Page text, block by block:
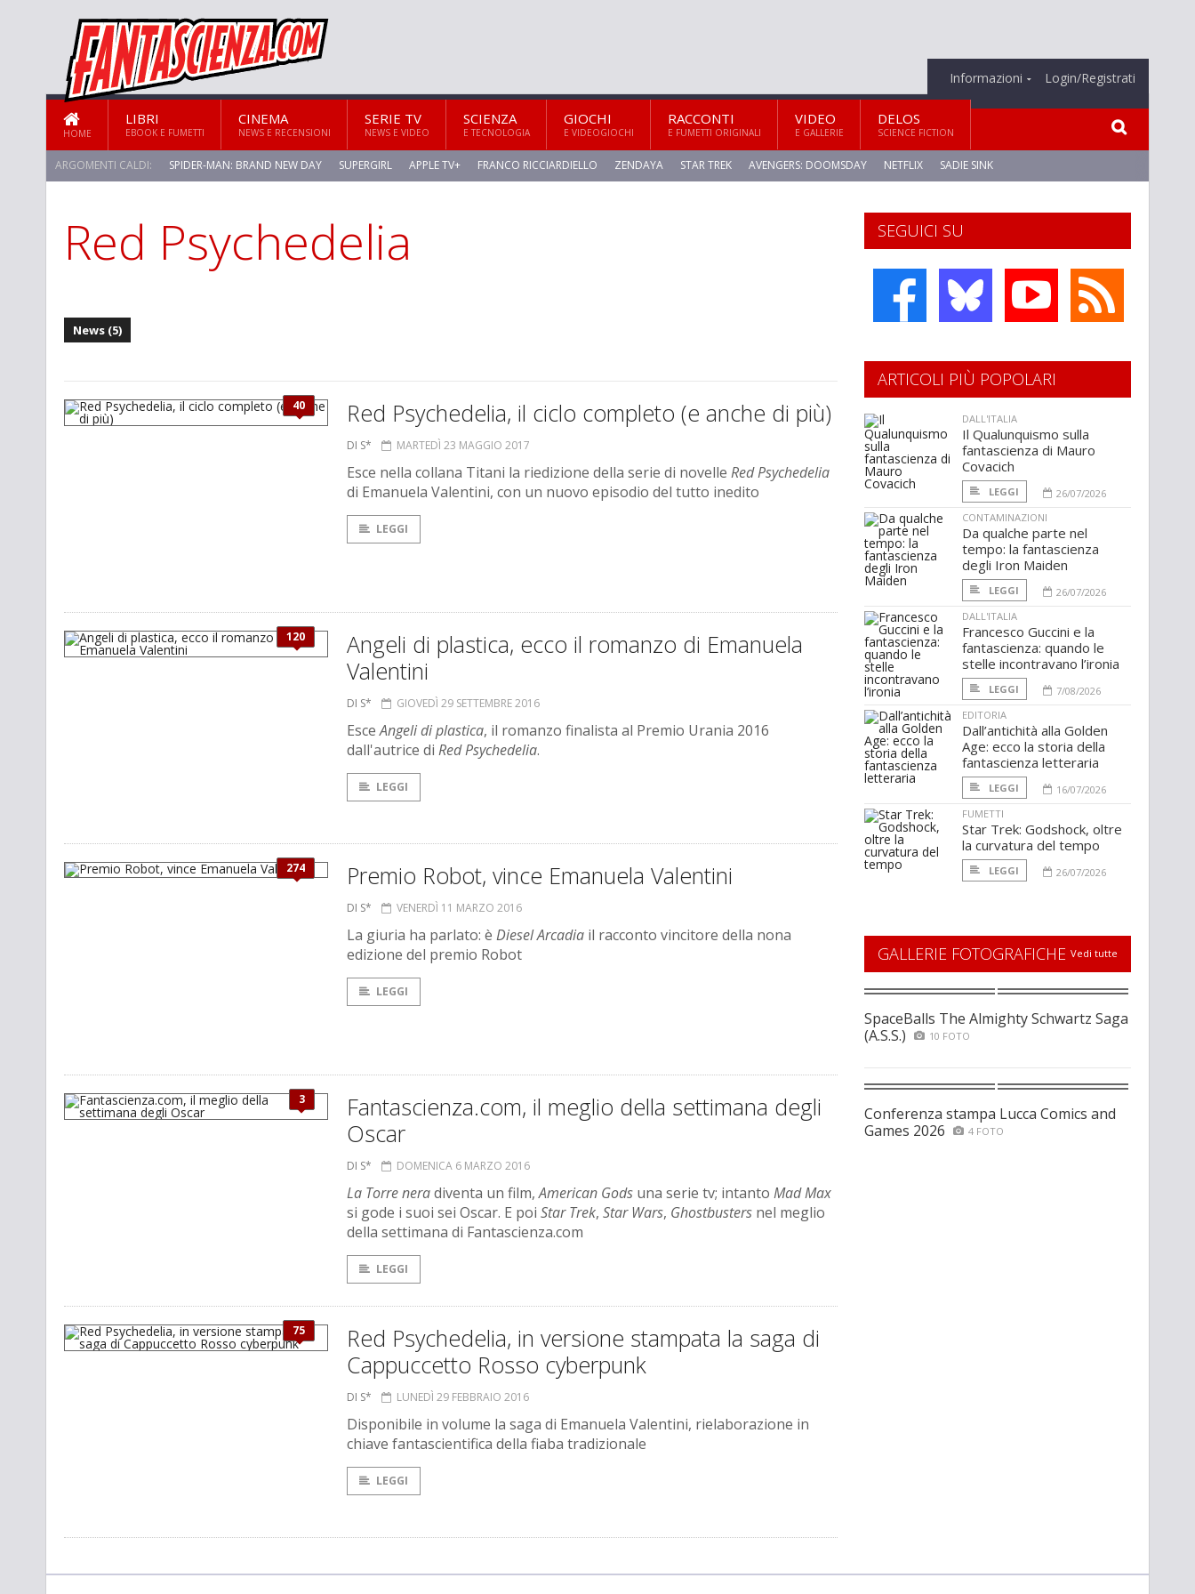
Informazioni Login/Registrati
HOME
LIBRI
EBOOK E FUMETTI
CINEMA
NEWS E RECENSIONI
SERIE TV
NEWS E VIDEO
SCIENZA
E TECNOLOGIA
GIOCHI
E VIDEOGIOCHI
RACCONTI
E FUMETTI ORIGINALI
VIDEO
E GALLERIE
DELOS
SCIENCE FICTION
ARGOMENTI CALDI: SPIDER-MAN: BRAND NEW DAY SUPERGIRL APPLE TV+ FRANCO RICCIARDIELLO ZENDAYA STAR TREK AVENGERS: DOOMSDAY NETFLIX SADIE SINK
STAR TREK: STRANGE NEW WORLDS
Red Psychedelia
News (5)
40 Red Psychedelia, il ciclo completo (e anche di più)
DI S* MARTEDÌ 23 MAGGIO 2017
Esce nella collana Titani la riedizione della serie di novelle Red Psychedelia
di Emanuela Valentini, con un nuovo episodio del tutto inedito
LEGGI
120
Angeli di plastica, ecco il romanzo di Emanuela
Valentini
DI S* GIOVEDÌ 29 SETTEMBRE 2016
EsceAngeli di plastica, il romanzo finalista al Premio Urania 2016
dall'autrice di Red Psychedelia.
LEGGI
274 Premio Robot, vince Emanuela Valentini
DI S* VENERDÌ 11 MARZO 2016
La giuria ha parlato: è Diesel Arcadia il racconto vincitore della nona
edizione del premio Robot
LEGGI
3
Fantascienza.com, il meglio della settimana degli
Oscar
DI S* DOMENICA 6 MARZO 2016
La Torre neradiventa un film,American Gods una serie tv; intanto Mad Max
si gode i suoi sei Oscar. E poi Star Trek, Star Wars, Ghostbusters nel meglio
della settimana di Fantascienza.com
LEGGI
75
Red Psychedelia, in versione stampata la saga di
Cappuccetto Rosso cyberpunk
DI S* LUNEDÌ 29 FEBBRAIO 2016
Disponibile in volume la saga di Emanuela Valentini, rielaborazione in
chiave fantascientifica della fiaba tradizionale
LEGGI
SEGUICI SU
ARTICOLI PIÙ POPOLARI
DALL'ITALIA
Il Qualunquismo sulla
fantascienza di Mauro
Covacich
LEGGI
26/07/2026
CONTAMINAZIONI
Da qualche parte nel
tempo: la fantascienza
degli Iron Maiden
LEGGI
26/07/2026
DALL'ITALIA
Francesco Guccini e la
fantascienza: quando le
stelle incontravano l’ironia
LEGGI
7/08/2026
EDITORIA
Dall’antichità alla Golden
Age: ecco la storia della
fantascienza letteraria
LEGGI
16/07/2026
FUMETTI
Star Trek: Godshock, oltre
la curvatura del tempo
LEGGI 26/07/2026
GALLERIE FOTOGRAFICHE Vedi tutte
SpaceBalls The Almighty Schwartz Saga
(A.S.S.)
10 FOTO
Conferenza stampa Lucca Comics and
Games 2026
4 FOTO